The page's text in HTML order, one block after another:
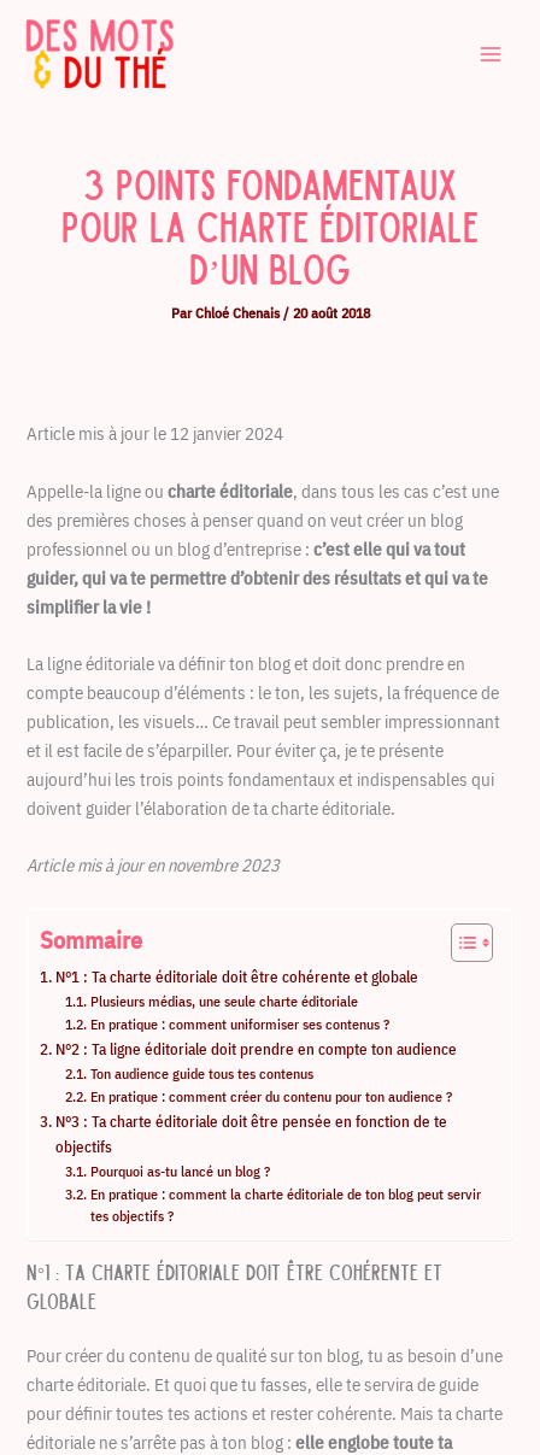
contenu
3 points fondamentaux
pour la charte éditoriale
d’un blog
ParChloé Chenais / 20 août 2018
Article mis à jour le 12 janvier 2024
Appelle-la ligne ou charte éditoriale, dans tous les cas c’est une
des premières choses à penser quand on veut créer un blog
professionnel ou un blog d’entreprise :c’est elle qui va tout
guider, qui va te permettre d’obtenir des résultats et qui va te
simplifier la vie !
La ligne éditoriale va définir ton blog et doit donc prendre en
compte beaucoup d’éléments : le ton, les sujets, la fréquence de
publication, les visuels… Ce travail peut sembler impressionnant
et il est facile de s’éparpiller. Pour éviter ça, je te présente
aujourd’hui les trois points fondamentaux et indispensables qui
doivent guider l’élaboration de ta charte éditoriale.
Article mis à jour en novembre 2023
Sommaire
N°1 : Ta charte éditoriale doit être cohérente et globale
Plusieurs médias, une seule charte éditoriale
En pratique : comment uniformiser ses contenus ?
N°2 : Ta ligne éditoriale doit prendre en compte ton audience
Ton audience guide tous tes contenus
En pratique : comment créer du contenu pour ton audience ?
N°3 : Ta charte éditoriale doit être pensée en fonction de te
objectifs
Pourquoi as-tu lancé un blog ?
En pratique : comment la charte éditoriale de ton blog peut servir
tes objectifs ?
N°1 : Ta charte éditoriale doit être cohérente et
globale
Pour créer du contenu de qualité sur ton blog, tu as besoin d’une
charte éditoriale. Et quoi que tu fasses, elle te servira de guide
pour définir toutes tes actions et rester cohérente. Mais ta charte
éditoriale ne s’arrête pas à ton blog :elle englobe toute ta